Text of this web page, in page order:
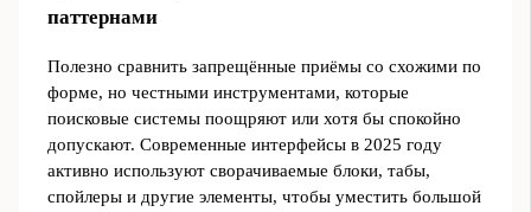
паттернами
Полезно сравнить запрещённые приёмы со схожими по
форме, но честными инструментами, которые
поисковые системы поощряют или хотя бы спокойно
допускают. Современные интерфейсы в 2025 году
активно используют сворачиваемые блоки, табы,
спойлеры и другие элементы, чтобы уместить большой